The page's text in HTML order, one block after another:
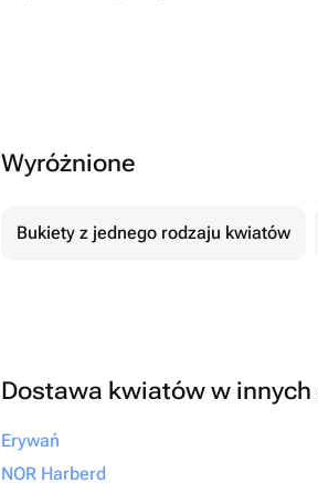
Wyróżnione
Bukiety z jednego rodzaju kwiatów
Dostawa kwiatów w
Erywań
NOR Harberd